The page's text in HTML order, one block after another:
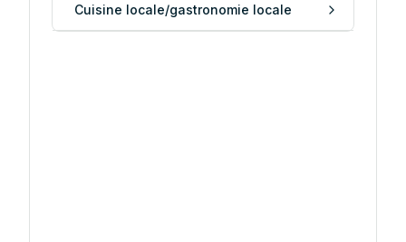
Cuisine locale/gastronomie locale